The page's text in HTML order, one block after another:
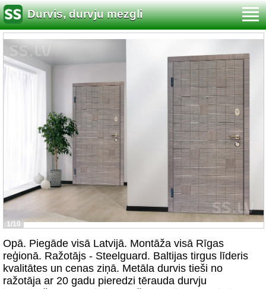
Durvis, durvju mezgli
1/10
Opā. Piegāde visā Latvijā. Montāža visā Rīgas
reģionā. Ražotājs - Steelguard. Baltijas tirgus līderis
kvalitātes un cenas ziņā. Metāla durvis tieši no
ražotāja ar 20 gadu pieredzi tērauda durvju